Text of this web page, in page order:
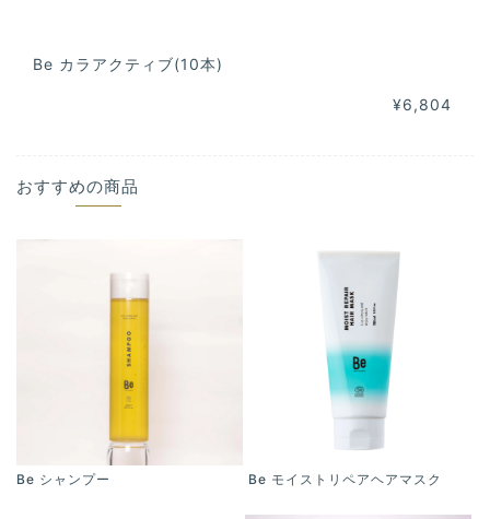
Be カラアクティブ(10本)
¥6,804
おすすめの商品
Be シャンプー Be モイストリペアヘアマスク